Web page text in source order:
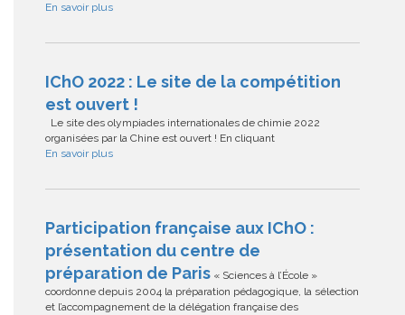
En savoir plus
IChO 2022 : Le site de la compétition
est ouvert !
Le site des olympiades internationales de chimie 2022
organisées par la Chine est ouvert ! En cliquant
En savoir plus
Participation française aux IChO :
présentation du centre de
préparation de Paris « Sciences à l’École »
coordonne depuis 2004 la préparation pédagogique, la sélection
et l’accompagnement de la délégation française des